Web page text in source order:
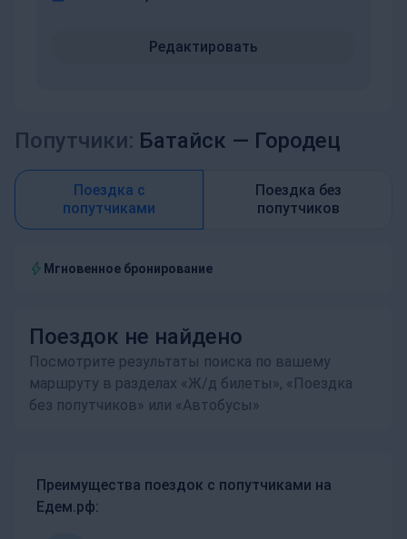
Редактировать
Попутчики: Батайск — Городец
Поездка с
попутчиками
Поездка без
попутчиков
Мгновенное бронирование
Поездок не найдено
Посмотрите результаты поиска по вашему
маршруту в разделах «Ж/д билеты», «Поездка
без попутчиков» или «Автобусы»
Преимущества поездок с попутчиками на
Едем.рф: